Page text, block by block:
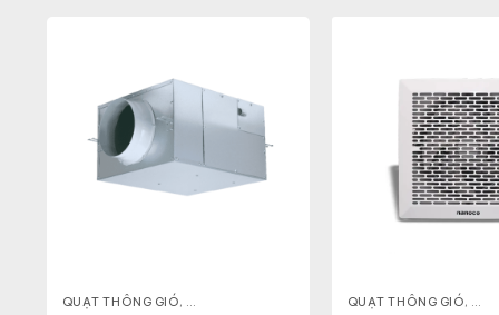
QUẠT THÔNG GIÓ, QUẠT ĐIỆN, QUẠT TRẦN
QUẠT THÔNG GIÓ,
QUẠT THÔNG GIÓ